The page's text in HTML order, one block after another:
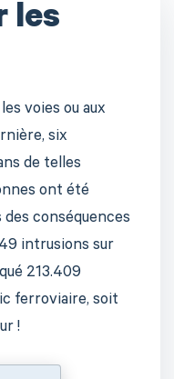
les
voies ou aux
six
de telles
ont été
des conséquences
intrusions sur
213.409
ferroviaire, soit
!